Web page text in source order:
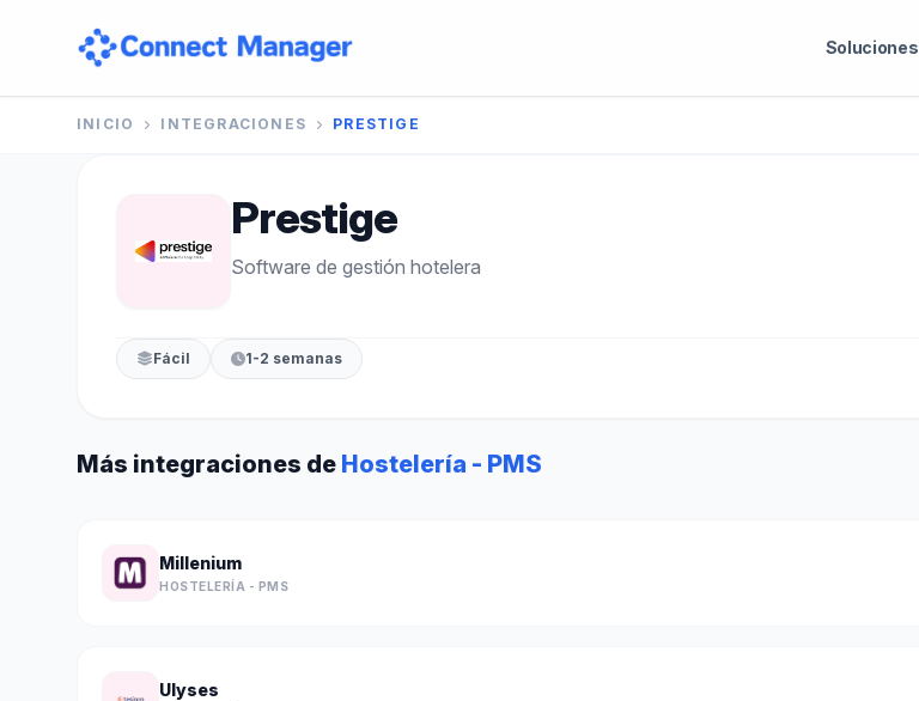
Soluciones
INICIO INTEGRACIONES PRESTIGE
Prestige
Software de gestión hotelera
Fácil 1-2 semanas
Más integraciones de Hostelería - PMS
Millenium
HOSTELERÍA - PMS
Ulyses